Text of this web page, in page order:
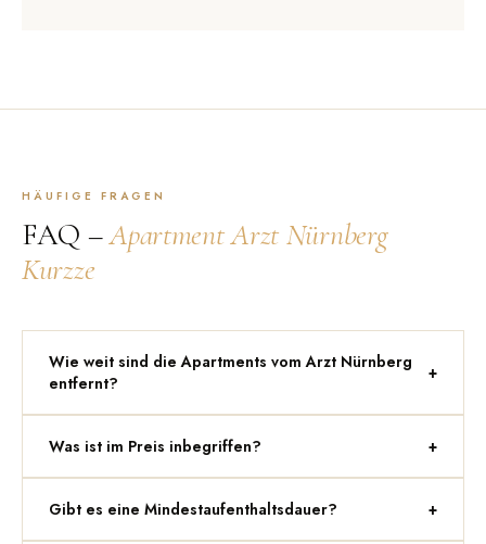
HÄUFIGE FRAGEN
FAQ –Apartment Arzt Nürnberg
Kurzze
Wie weit sind die Apartments vom Arzt Nürnberg
entfernt?
+
Was ist im Preis inbegriffen? +
Gibt es eine Mindestaufenthaltsdauer? +